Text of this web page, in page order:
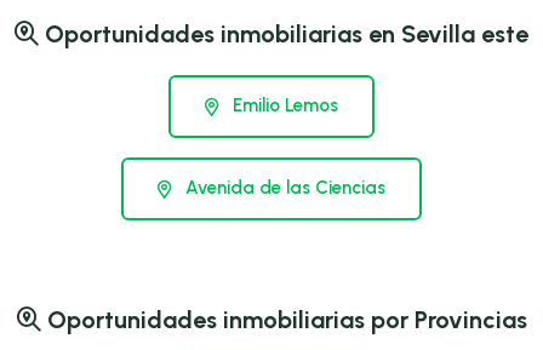
Oportunidades inmobiliarias en Sevilla este
Emilio Lemos
Avenida de las Ciencias
Oportunidades inmobiliarias por Provincias